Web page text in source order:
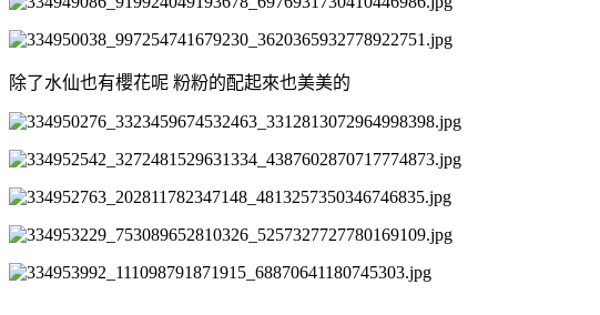
除了水仙也有櫻花呢 粉粉的配起來也美美的